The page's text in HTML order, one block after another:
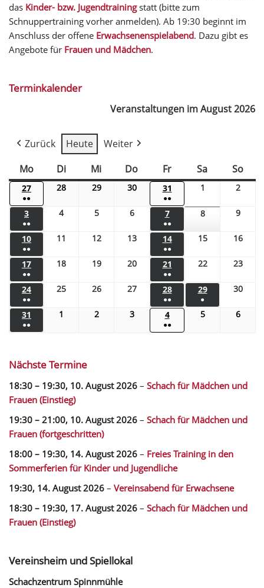
das Kinder- bzw. Jugendtrainingstatt (bitte zum
Schnuppertraining vorher anmelden). Ab 19:30 beginnt im
Anschluss der offene Erwachsenenspielabend. Dazu gibt es
Angebote für Frauen und Mädchen.
Terminkalender
Veranstaltungen im August 2026
Zurück Heute
Weiter
Mo
Di Mi Do Fr Sa So
27
●●
28 29 30 31
●●
1 2
3
●●
4 5 6 7
●●
8 9
10
●●
11 12 13 14
●●
15 16
17
●●
18 19 20 21
●●
22 23
24
●●
25 26 27 28
●●
29
●
30
31
●●
1 2 3 4
●●
5 6
Nächste Termine
18:30 – 19:30, 10. August 2026 – Schach für Mädchen und
Frauen (Einstieg)
19:30 – 21:00, 10. August 2026 – Schach für Mädchen und
Frauen (fortgeschritten)
18:00 – 19:30, 14. August 2026 – Freies Training in den
Sommerferien für Kinder und Jugendliche
19:30, 14. August 2026 – Vereinsabend für Erwachsene
18:30 – 19:30, 17. August 2026 – Schach für Mädchen und
Frauen (Einstieg)
Vereinsheim und Spiellokal
Schachzentrum Spinnmühle